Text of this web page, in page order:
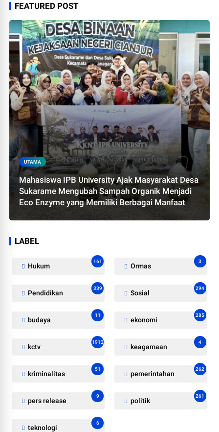
FEATURED POST
UTAMA
Mahasiswa IPB University Ajak Masyarakat Desa
Sukarame Mengubah Sampah Organik Menjadi
Eco Enzyme yang Memiliki Berbagai Manfaat
LABEL
Hukum
161
Ormas
3
Pendidikan
339
Sosial
294
budaya
11
ekonomi
285
kctv
1912
keagamaan
4
kriminalitas
51
pemerintahan
262
pers release
9
politik
261
teknologi
6